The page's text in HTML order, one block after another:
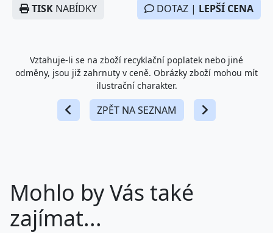
TISK NABÍDKY DOTAZ | LEPŠÍ CENA
Vztahuje-li se na zboží recyklační poplatek nebo jiné
odměny, jsou již zahrnuty v ceně. Obrázky zboží mohou mít
ilustrační charakter.
ZPĚT NA SEZNAM
Mohlo by Vás také
zajímat...